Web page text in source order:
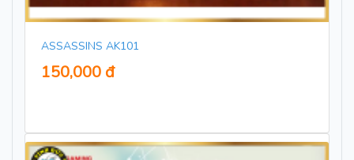
ASSASSINS AK101
150,000 đ